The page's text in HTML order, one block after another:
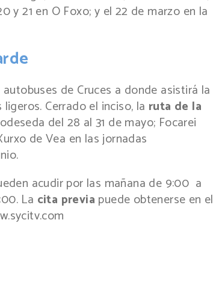
y 21 en O Foxo; y el 22 de marzo en la
de Cruces a donde asistirá la
Cerrado el inciso, la ruta de la
del 28 al 31 de mayo; Focarei
de Vea en las jornadas
acudir por las mañana de 9:00 a
La cita previa puede obtenerse en el